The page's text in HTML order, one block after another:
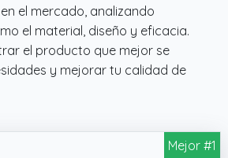
el mercado, analizando
el material, diseño y eficacia.
el producto que mejor se
y mejorar tu calidad de
Mejor #1